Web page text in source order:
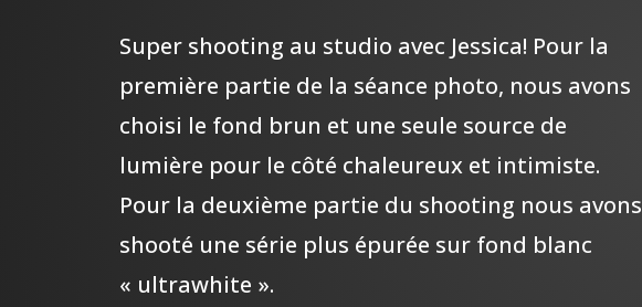
Super shooting au studio avec Jessica! Pour la
première partie de la séance photo, nous avons
choisi le fond brun et une seule source de
lumière pour le côté chaleureux et intimiste.
Pour la deuxième partie du shooting nous avons
shooté une série plus épurée sur fond blanc
« ultrawhite ».